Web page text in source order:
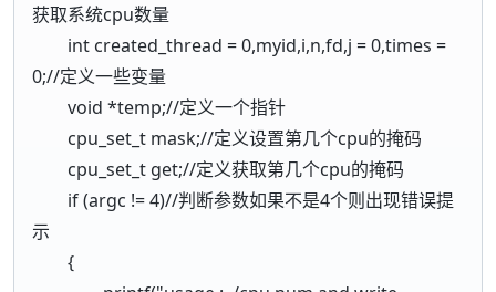
获取系统cpu数量
int created_thread = 0,myid,i,n,fd,j = 0,times =
0;//定义一些变量
void *temp;//定义一个指针
cpu_set_t mask;//定义设置第几个cpu的掩码
cpu_set_t get;//定义获取第几个cpu的掩码
if (argc != 4)//判断参数如果不是4个则出现错误提
示
{